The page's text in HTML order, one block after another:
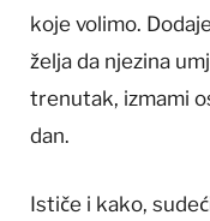
koje volimo.
želja da njezina
trenutak, izmami
dan.
Ističe i kako,